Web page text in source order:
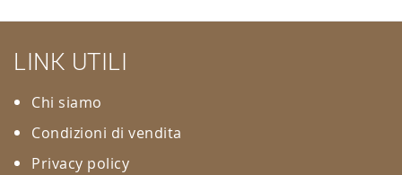
LINK UTILI
Chi siamo
Condizioni di vendita
Privacy policy